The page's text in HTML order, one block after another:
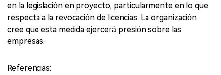
en la legislación en proyecto, particularmente en lo que
respecta a la revocación de licencias. La organización
cree que esta medida ejercerá presión sobre las
empresas.
Referencias: